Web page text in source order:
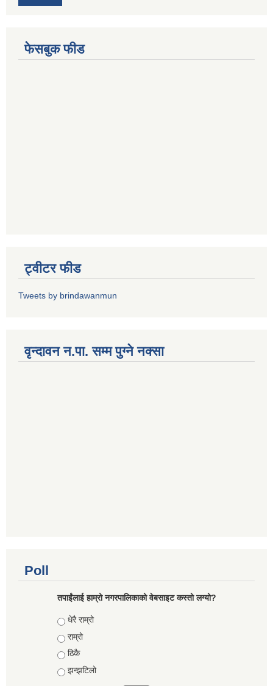
फेसबुक फीड
ट्वीटर फीड
Tweets by brindawanmun
वृन्दावन न.पा. सम्म पुग्ने नक्सा
Poll
तपाईंलाई हाम्रो नगरपालिकाको वेबसाइट कस्तो लग्यो?
Choices
धेरै राम्रो
राम्रो
ठिकै
झन्झटिलो